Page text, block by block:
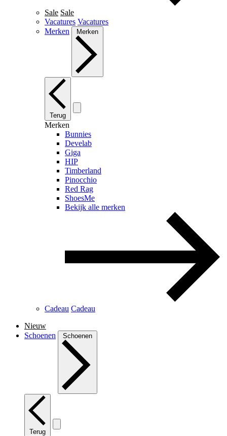
Sale Sale
Vacatures Vacatures
Merken
Merken
Terug
Merken
Bunnies
Develab
Giga
HIP
Timberland
Pinocchio
Red Rag
ShoesMe
Bekijk alle merken
Cadeau Cadeau
Nieuw
Schoenen
Schoenen
Terug